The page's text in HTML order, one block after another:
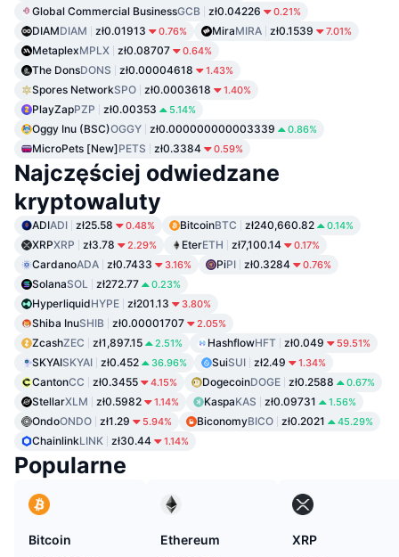
Global Commercial BusinessGCB zł0.04226 0.21%
DIAMDIAM zł0.01913 0.76% MiraMIRA zł0.1539 7.01%
MetaplexMPLX zł0.08707 0.64%
The DonsDONS zł0.00004618 1.43%
Spores NetworkSPO zł0.0003618 1.40%
PlayZapPZP zł0.00353 5.14%
Oggy Inu (BSC)OGGY zł0.000000000003339 0.86%
MicroPets [New]PETS zł0.3384 0.59%
Najczęściej odwiedzane
kryptowaluty
ADIADI zł25.58 0.48% BitcoinBTC zł240,660.82 0.14%
XRPXRP zł3.78 2.29% EterETH zł7,100.14 0.17%
CardanoADA zł0.7433 3.16% PiPI zł0.3284 0.76%
SolanaSOL zł272.77 0.23%
HyperliquidHYPE zł201.13 3.80%
Shiba InuSHIB zł0.00001707 2.05%
ZcashZEC zł1,897.15 2.51% HashflowHFT zł0.049 59.51%
SKYAISKYAI zł0.452 36.96% SuiSUI zł2.49 1.34%
CantonCC zł0.3455 4.15% DogecoinDOGE zł0.2588 0.67%
StellarXLM zł0.5982 1.14% KaspaKAS zł0.09731 1.56%
OndoONDO zł1.29 5.94% BiconomyBICO zł0.2021 45.29%
ChainlinkLINK zł30.44 1.14%
Popularne
Bitcoin
Ethereum
XRP